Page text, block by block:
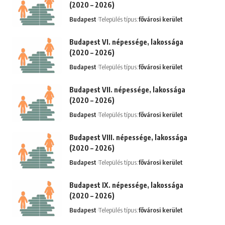
(2020 – 2026)
Budapest Település típus:fővárosi kerület
Budapest VI. népessége, lakossága
(2020 – 2026)
Budapest Település típus:fővárosi kerület
Budapest VII. népessége, lakossága
(2020 – 2026)
Budapest Település típus:fővárosi kerület
Budapest VIII. népessége, lakossága
(2020 – 2026)
Budapest Település típus:fővárosi kerület
Budapest IX. népessége, lakossága
(2020 – 2026)
Budapest Település típus:fővárosi kerület